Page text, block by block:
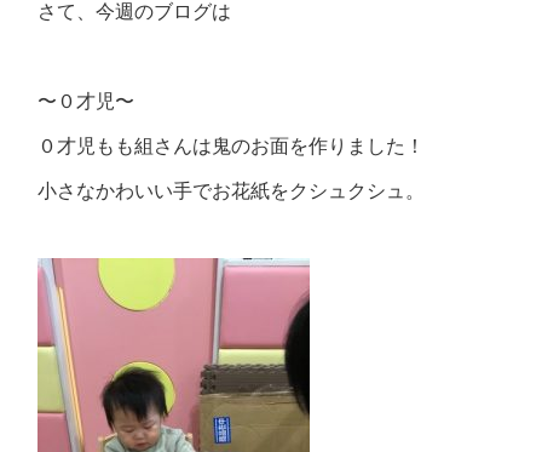
さて、今週のブログは
〜０才児〜
０才児もも組さんは鬼のお面を作りました！
小さなかわいい手でお花紙をクシュクシュ。